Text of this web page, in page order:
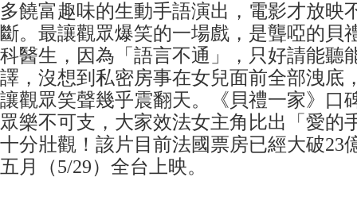
多饒富趣味的生動手語演出，電影才放映
斷。最讓觀眾爆笑的一場戲，是聾啞的貝
科醫生，因為「語言不通」，只好請能聽
譯，沒想到私密房事在女兒面前全部洩底
讓觀眾笑聲幾乎震翻天。《貝禮一家》口
眾樂不可支，大家效法女主角比出「愛的
十分壯觀！該片目前法國票房已經大破23
五月（5/29）全台上映。